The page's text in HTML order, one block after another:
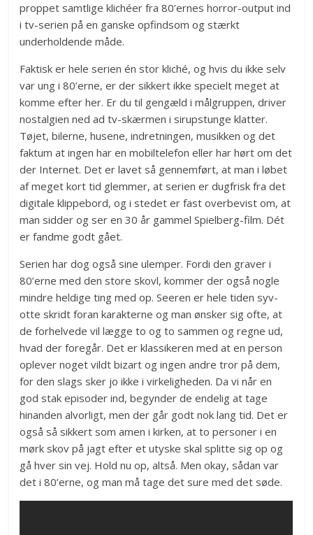
proppet samtlige klichéer fra 80’ernes horror-output ind
i tv-serien på en ganske opfindsom og stærkt
underholdende måde.
Faktisk er hele serien én stor kliché, og hvis du ikke selv
var ung i 80’erne, er der sikkert ikke specielt meget at
komme efter her. Er du til gengæld i målgruppen, driver
nostalgien ned ad tv-skærmen i sirupstunge klatter.
Tøjet, bilerne, husene, indretningen, musikken og det
faktum at ingen har en mobiltelefon eller har hørt om det
der Internet. Det er lavet så gennemført, at man i løbet
af meget kort tid glemmer, at serien er dugfrisk fra det
digitale klippebord, og i stedet er fast overbevist om, at
man sidder og ser en 30 år gammel Spielberg-film. Dét
er fandme godt gået.
Serien har dog også sine ulemper. Fordi den graver i
80’erne med den store skovl, kommer der også nogle
mindre heldige ting med op. Seeren er hele tiden syv-
otte skridt foran karakterne og man ønsker sig ofte, at
de forhelvede vil lægge to og to sammen og regne ud,
hvad der foregår. Det er klassikeren med at en person
oplever noget vildt bizart og ingen andre tror på dem,
for den slags sker jo ikke i virkeligheden. Da vi når en
god stak episoder ind, begynder de endelig at tage
hinanden alvorligt, men der går godt nok lang tid. Det er
også så sikkert som amen i kirken, at to personer i en
mørk skov på jagt efter et utyske skal splitte sig op og
gå hver sin vej. Hold nu op, altså. Men okay, sådan var
det i 80’erne, og man må tage det sure med det søde.